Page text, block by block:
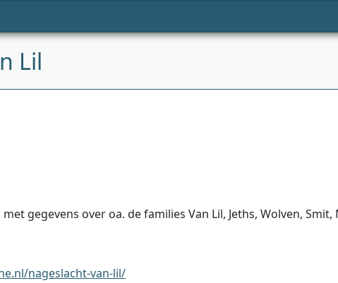
Lil
gegevens over oa. de families Van Lil, Jeths, Wolven,
nageslacht-van-lil/